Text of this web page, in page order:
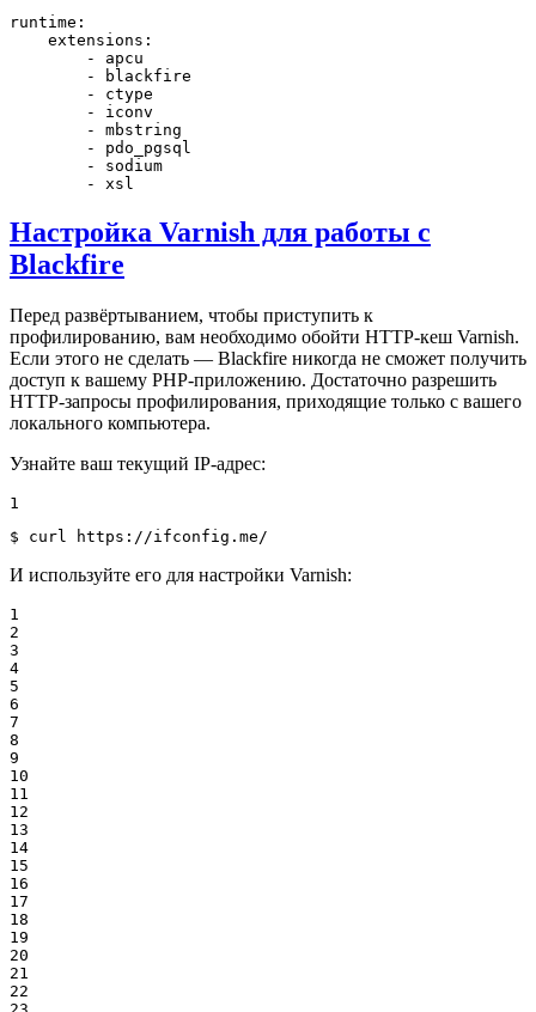
runtime:
extensions:
-
apcu
-
blackfire
-
ctype
-
iconv
-
mbstring
-
pdo_pgsql
-
sodium
-
xsl
Настройка Varnish для работы с
Blackfire
Перед развёртыванием, чтобы приступить к
профилированию, вам необходимо обойти HTTP-кеш Varnish.
Если этого не сделать — Blackfire никогда не сможет получить
доступ к вашему PHP-приложению. Достаточно разрешить
HTTP-запросы профилирования, приходящие только с вашего
локального компьютера.
Узнайте ваш текущий IP-адрес:
1
$ curl https://ifconfig.me/
И используйте его для настройки Varnish:
1
2
3
4
5
6
7
8
9
10
11
12
13
14
15
16
17
18
19
20
21
22